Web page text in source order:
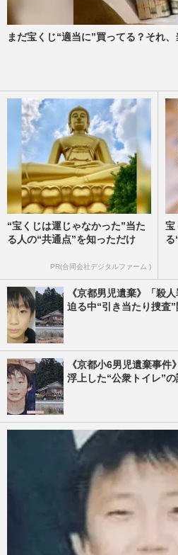
まだ宝くじ“適当に”買ってる？それ
“宝くじは運じゃなかった”当た
る人の“共通点”を知っただけ
PR(合同会社デジタルファーム )
宝
る
《京都男児遺棄》「殺
迫る中“引き当たり捜査
《京都小6男児遺棄事
浮上した“公衆トイレ”